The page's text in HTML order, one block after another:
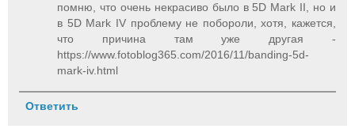
помню, что очень некрасиво было в 5D Mark II, но и
в 5D Mark IV проблему не побороли, хотя, кажется,
что причина там уже другая -
https://www.fotoblog365.com/2016/11/banding-5d-
mark-iv.html
Ответить